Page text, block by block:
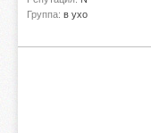
Группа: в ухо